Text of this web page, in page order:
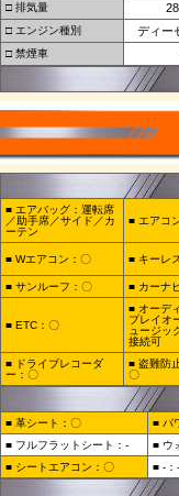
□ 排気量
□ エンジン種別 ディー
□ 禁煙車
■ エアバッグ：運転席
／助手席／サイド／カ
ーテン
■ エアコ
■ Wエアコン：〇 ■ キーレ
■ サンルーフ：〇
■ カーナ
■ ETC：〇
■ オーデ
プレイオ
ュージッ
接続可
■ ドライブレコーダ
ー：〇
■ 盗難防
〇
■ 革シート：〇 ■ パ
■ フルフラットシート：-
■ ウ
■ シートエアコン：〇
■ -：-